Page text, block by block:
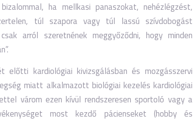
ha mellkasi panaszokat, nehézlégzést,
túl szapora vagy túl lassú szívdobogást
arról szeretnének meggyőződni, hogy minden
előtti kardiológiai kivizsgálásban és mozgásszervi
miatt alkalmazott biológiai kezelés kardiológiai
várom ezen kívül rendszeresen sportoló vagy a
most kezdő pácienseket (hobby és